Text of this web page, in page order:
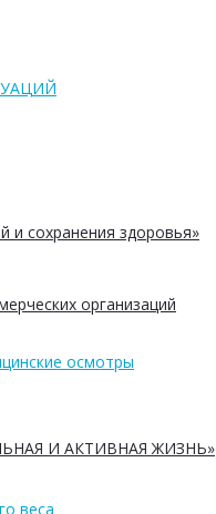
сохранения здоровья»
организаций
И АКТИВНАЯ ЖИЗНЬ»
осмотры
веса